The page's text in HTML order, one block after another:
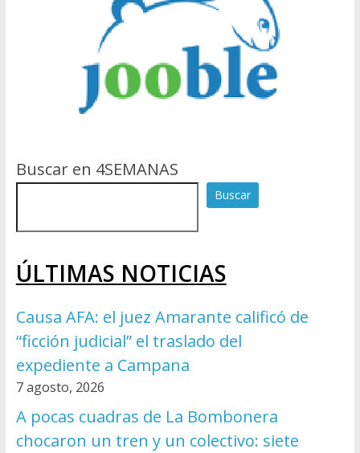
Buscar en 4SEMANAS
Buscar
ÚLTIMAS NOTICIAS
Causa AFA: el juez Amarante calificó de
“ficción judicial” el traslado del
expediente a Campana
7 agosto, 2026
A pocas cuadras de La Bombonera
chocaron un tren y un colectivo: siete